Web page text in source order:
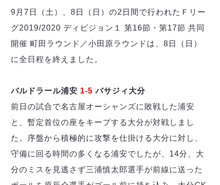
警告・退場・出場停止選手
個人ランキング｜ゴール
個人ランキング｜シュート
個人ランキング｜シュート成功率
個人ランキング｜第2PK
試合日程・結果
大会概要
アリーナ情報
チケット情報
過去の記録
メットライフ生命Ｆ２リーグ
ヴォスクオーレ仙台
マルバ水戸FC
Y．S．C．C．横浜
ヴィンセドール白山
アグレミーナ浜松
デウソン神戸
ミラクルスマイル新居浜
クラブライセンス関連
アリーナ観戦マナー&ルール
ディビジョン2 試合記録
Ｆリーグカップ 試合記録
リーグ統計データ
ハットトリック
担当審判員
選手の通算記録（Ｆ１）
エスポラーダ北海道
バルドラール浦安
フウガドールすみだ
ABeam AWARD
DIVISION02
9月7日（土）、8日（日）の2日間で行われたＦリー
グ2019/2020 ディビジョン１ 第16節・第17節 共同
開催 町田ラウンド／小田原ラウンドは、8日（日）
に全日程を終えました。
バルドラール浦安 1-5 バサジィ大分
前日の試合で名古屋オーシャンズに敗戦した浦安
と、暫定首位の座をキープする大分が対戦しまし
た。序盤から積極的に攻撃を仕掛ける大分に対し、
守備に回る時間の多くなる浦安でしたが、14分、大
分のミスを見逃さず三浦慎太郎選手が前線に送った